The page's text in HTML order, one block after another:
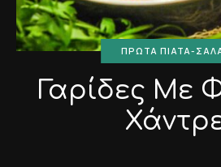
ΠΡΏΤΑ ΠΙΆΤΑ-
Γαρίδες Με